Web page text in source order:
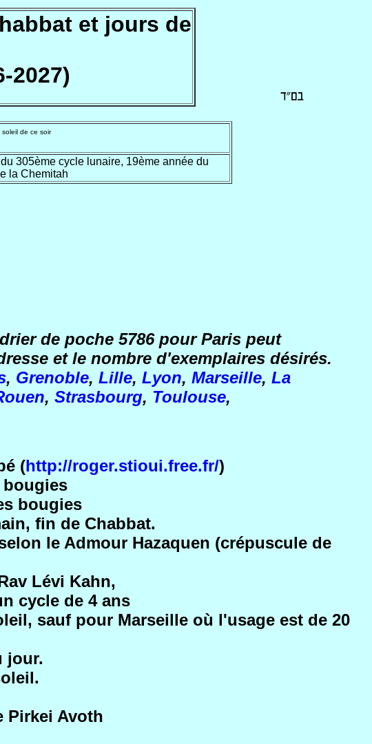
et jours de
2027)
de ce soir
305ème cycle lunaire, 19ème année du
la Chemitah
de poche 5786 pour Paris peut
et le nombre d'exemplaires désirés.
, Grenoble, Lille, Lyon, Marseille, La
, Strasbourg, Toulouse,
(http://roger.stioui.free.fr/)
bougies
bougies
fin de Chabbat.
le Admour Hazaquen (crépuscule de
Lévi Kahn,
cycle de 4 ans
sauf pour Marseille où l'usage est de 20
jour.
Pirkei Avoth